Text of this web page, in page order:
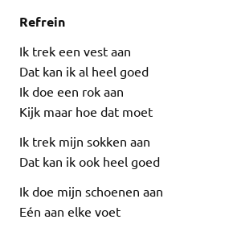
Refrein
Ik trek een vest aan
Dat kan ik al heel goed
Ik doe een rok aan
Kijk maar hoe dat moet
Ik trek mijn sokken aan
Dat kan ik ook heel goed
Ik doe mijn schoenen aan
Eén aan elke voet